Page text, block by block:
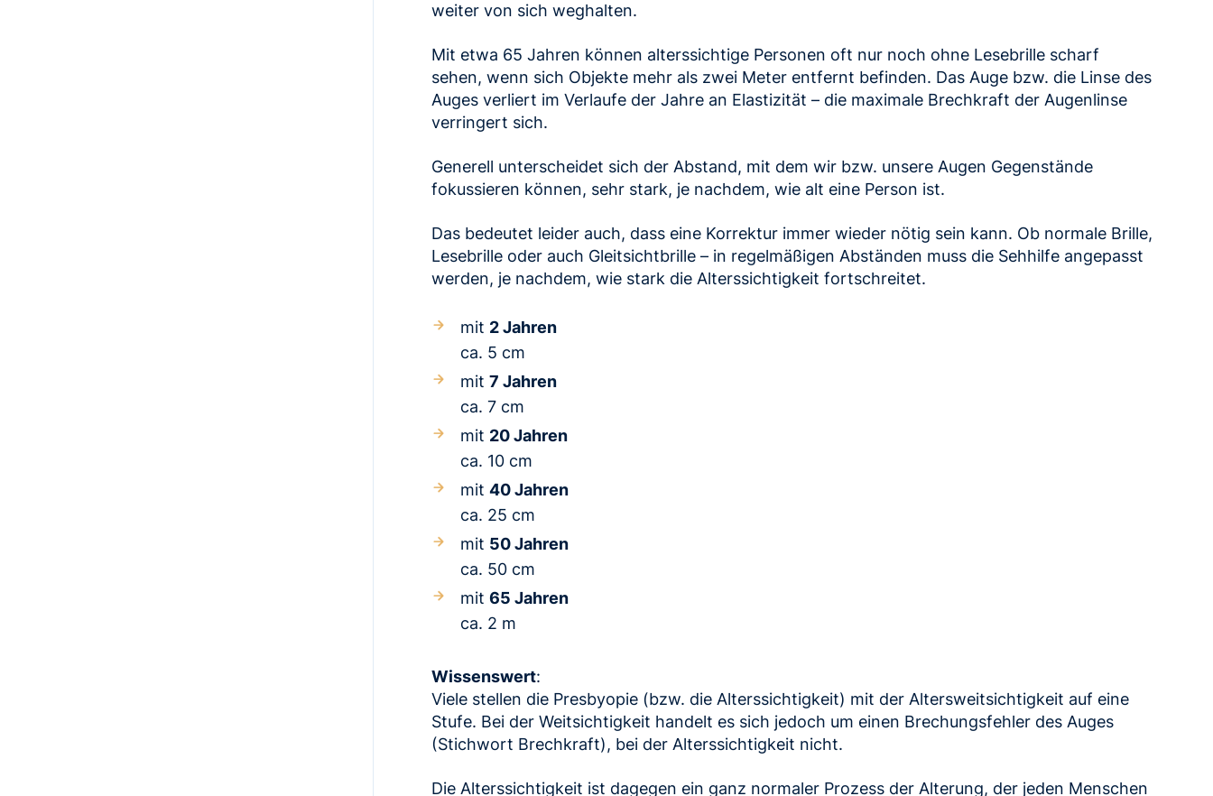
weiter von sich weghalten.
Mit etwa 65 Jahren können alterssichtige Personen oft nur noch ohne Lesebrille scharf
sehen, wenn sich Objekte mehr als zwei Meter entfernt befinden. Das Auge bzw. die Linse des
Auges verliert im Verlaufe der Jahre an Elastizität – die maximale Brechkraft der Augenlinse
verringert sich.
Generell unterscheidet sich der Abstand, mit dem wir bzw. unsere Augen Gegenstände
fokussieren können, sehr stark, je nachdem, wie alt eine Person ist.
Das bedeutet leider auch, dass eine Korrektur immer wieder nötig sein kann. Ob normale Brille,
Lesebrille oder auch Gleitsichtbrille – in regelmäßigen Abständen muss die Sehhilfe angepasst
werden, je nachdem, wie stark die Alterssichtigkeit fortschreitet.
mit 2 Jahren
ca. 5 cm
mit 7 Jahren
ca. 7 cm
mit 20 Jahren
ca. 10 cm
mit 40 Jahren
ca. 25 cm
mit 50 Jahren
ca. 50 cm
mit 65 Jahren
ca. 2 m
Wissenswert:
Viele stellen die Presbyopie (bzw. die Alterssichtigkeit) mit der Altersweitsichtigkeit auf eine
Stufe. Bei der Weitsichtigkeit handelt es sich jedoch um einen Brechungsfehler des Auges
(Stichwort Brechkraft), bei der Alterssichtigkeit nicht.
Die Alterssichtigkeit ist dagegen ein ganz normaler Prozess der Alterung, der jeden Menschen